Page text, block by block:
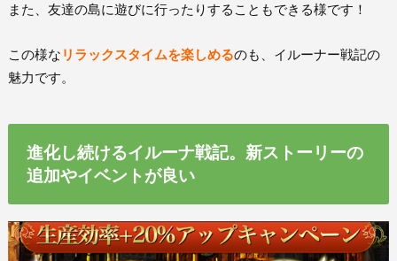
また、友達の島に遊びに行ったりすることもできる様です！
この様な リラックスタイムを楽しめるのも、イルーナー戦記の
魅力です。
進化し続けるイルーナ戦記。新ストーリーの
追加やイベントが良い